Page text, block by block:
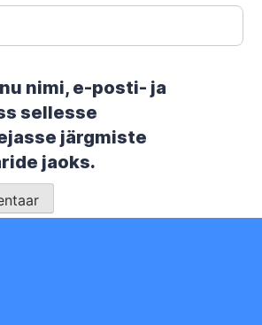
nimi, e-posti- ja
sellesse
järgmiste
jaoks.